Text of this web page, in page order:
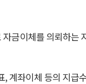
금이체를 의뢰하
계좌이체 등의 지급